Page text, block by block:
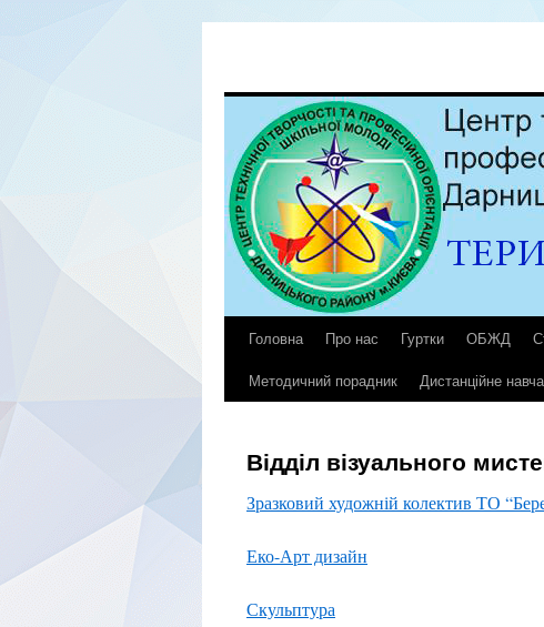
Головна Про нас Гуртки ОБЖД
Методичний порадник
Дистанційне
Відділ візуального
Зразковий художній колектив ТО
Еко-Арт дизайн
Скульптура